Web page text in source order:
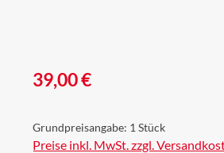
Regulärer Preis:
39,00 €
Grundpreisangabe: 1 Stück
Preise inkl. MwSt. zzgl.